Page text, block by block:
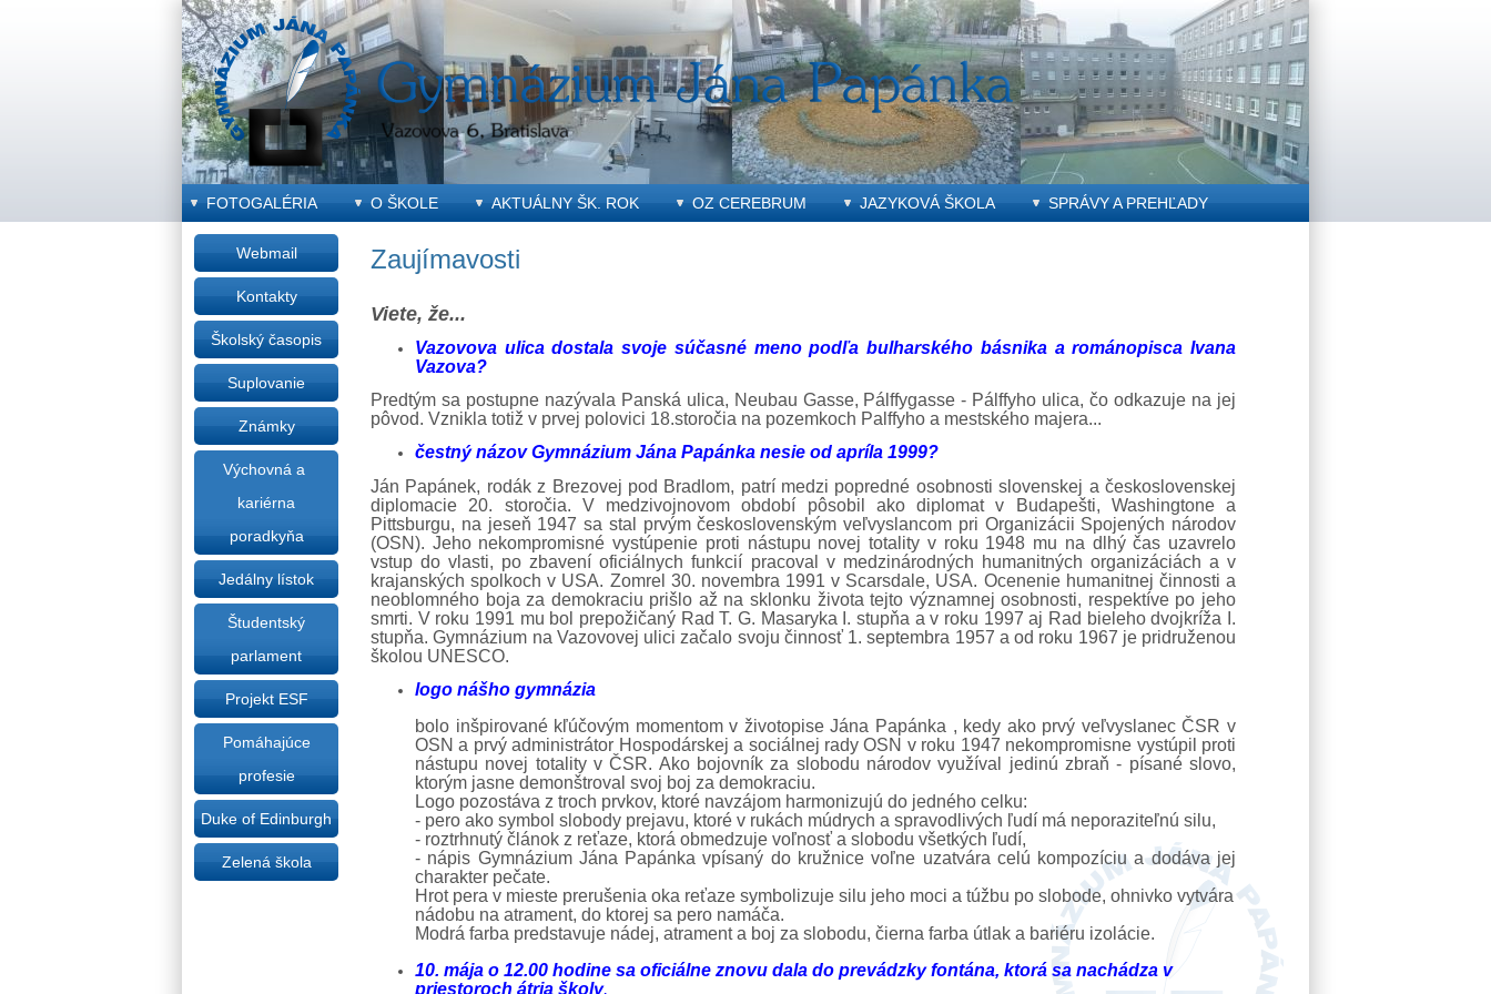
FOTOGALÉRIA O ŠKOLE AKTUÁLNY ŠK. ROK OZ CEREBRUM JAZYKOVÁ ŠKOLA SPRÁVY A PREHĽADY
Zaujímavosti
Viete, že...
Vazovova ulica dostala svoje súčasné meno podľa bulharského básnika a románopisca Ivana
Vazova?
Predtým sa postupne nazývala Panská ulica, Neubau Gasse, Pálffygasse - Pálffyho ulica, čo odkazuje na jej
pôvod. Vznikla totiž v prvej polovici 18.storočia na pozemkoch Palffyho a mestského majera...
čestný názov Gymnázium Jána Papánka nesie od apríla 1999?
Ján Papánek, rodák z Brezovej pod Bradlom, patrí medzi popredné osobnosti slovenskej a československej
diplomacie 20. storočia. V medzivojnovom období pôsobil ako diplomat v Budapešti, Washingtone a
Pittsburgu, na jeseň 1947 sa stal prvým československým veľvyslancom pri Organizácii Spojených národov
(OSN). Jeho nekompromisné vystúpenie proti nástupu novej totality v roku 1948 mu na dlhý čas uzavrelo
vstup do vlasti, po zbavení oficiálnych funkcií pracoval v medzinárodných humanitných organizáciách a v
krajanských spolkoch v USA. Zomrel 30. novembra 1991 v Scarsdale, USA. Ocenenie humanitnej činnosti a
neoblomného boja za demokraciu prišlo až na sklonku života tejto významnej osobnosti, respektíve po jeho
smrti. V roku 1991 mu bol prepožičaný Rad T. G. Masaryka I. stupňa a v roku 1997 aj Rad bieleho dvojkríža I.
stupňa. Gymnázium na Vazovovej ulici začalo svoju činnosť 1. septembra 1957 a od roku 1967 je pridruženou
školou UNESCO.
logo nášho gymnázia
bolo inšpirované kľúčovým momentom v životopise Jána Papánka , kedy ako prvý veľvyslanec ČSR v
OSN a prvý administrátor Hospodárskej a sociálnej rady OSN v roku 1947 nekompromisne vystúpil proti
nástupu novej totality v ČSR. Ako bojovník za slobodu národov využíval jedinú zbraň - písané slovo,
ktorým jasne demonštroval svoj boj za demokraciu.
Logo pozostáva z troch prvkov, ktoré navzájom harmonizujú do jedného celku:
- pero ako symbol slobody prejavu, ktoré v rukách múdrych a spravodlivých ľudí má neporaziteľnú silu,
- roztrhnutý článok z reťaze, ktorá obmedzuje voľnosť a slobodu všetkých ľudí,
- nápis Gymnázium Jána Papánka vpísaný do kružnice voľne uzatvára celú kompozíciu a dodáva jej
charakter pečate.
Hrot pera v mieste prerušenia oka reťaze symbolizuje silu jeho moci a túžbu po slobode, ohnivko vytvára
nádobu na atrament, do ktorej sa pero namáča.
Modrá farba predstavuje nádej, atrament a boj za slobodu, čierna farba útlak a bariéru izolácie.
10. mája o 12.00 hodine sa oficiálne znovu dala do prevádzky fontána, ktorá sa nachádza v
priestoroch átria školy.
Webmail
Kontakty
Školský časopis
Suplovanie
Známky
Výchovná a
kariérna
poradkyňa
Jedálny lístok
Študentský
parlament
Projekt ESF
Pomáhajúce
profesie
Duke of Edinburgh
Zelená škola